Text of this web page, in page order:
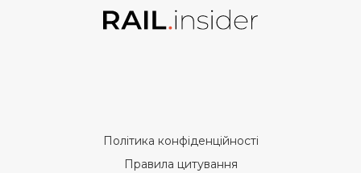
Політика конфіденційності
Правила цитування